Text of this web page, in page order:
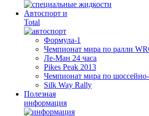
Автоспорт и
Total
Формула-1
Чемпионат мира по ралли
Ле-Ман 24 часа
Pikes Peak 2013
Чемпионат мира по
Silk Way Rally
Полезная
информация